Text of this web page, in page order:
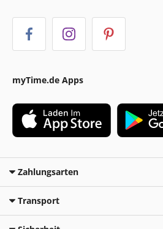
myTime.de Apps
Zahlungsarten
Transport